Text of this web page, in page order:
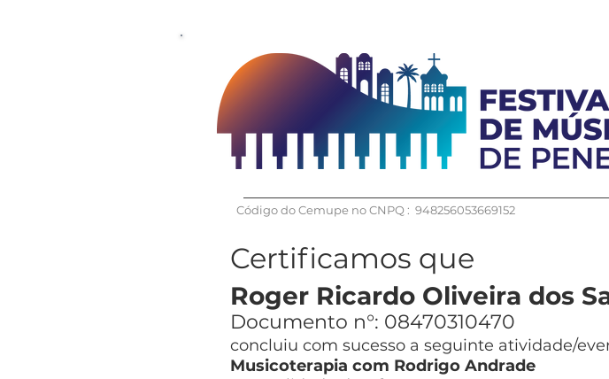
Código do Cemupe no CNPQ : 948256053669152
Certificamos que
Roger Ricardo Oliveira dos
Documento n°: 08470310470
concluiu com sucesso a seguinte atividade/
Musicoterapia com Rodrigo Andrade